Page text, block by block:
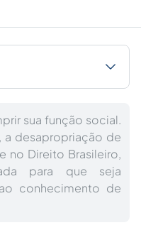
sua função social.
a desapropriação de
no Direito Brasileiro,
para que seja
conhecimento de